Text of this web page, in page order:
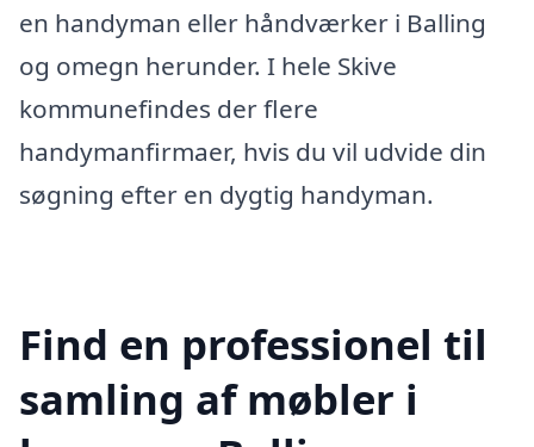
en handyman eller håndværker i Balling
og omegn herunder. I hele Skive
kommunefindes der flere
handymanfirmaer, hvis du vil udvide din
søgning efter en dygtig handyman.
Find en professionel til
samling af møbler i